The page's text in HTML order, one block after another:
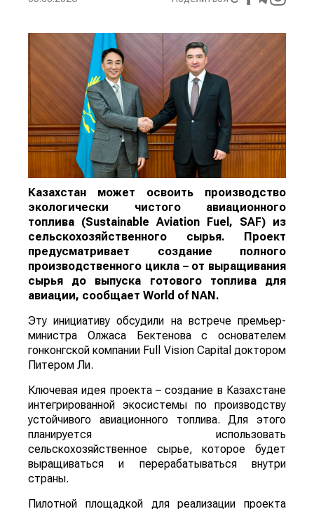
Казахстан может освоить производство
экологически чистого авиационного
топлива (Sustainable Aviation Fuel, SAF) из
сельскохозяйственного сырья. Проект
предусматривает создание полного
производственного цикла – от выращивания
сырья до выпуска готового топлива для
авиации, сообщает World of NAN.
Эту инициативу обсудили на встрече премьер-
министра Олжаса Бектенова с основателем
гонконгской компании Full Vision Capital доктором
Питером Ли.
Ключевая идея проекта – создание в Казахстане
интегрированной экосистемы по производству
устойчивого авиационного топлива. Для этого
планируется использовать
сельскохозяйственное сырье, которое будет
выращиваться и перерабатываться внутри
страны.
Пилотной площадкой для реализации проекта